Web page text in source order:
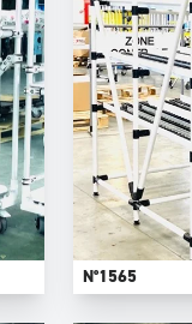
N°1565